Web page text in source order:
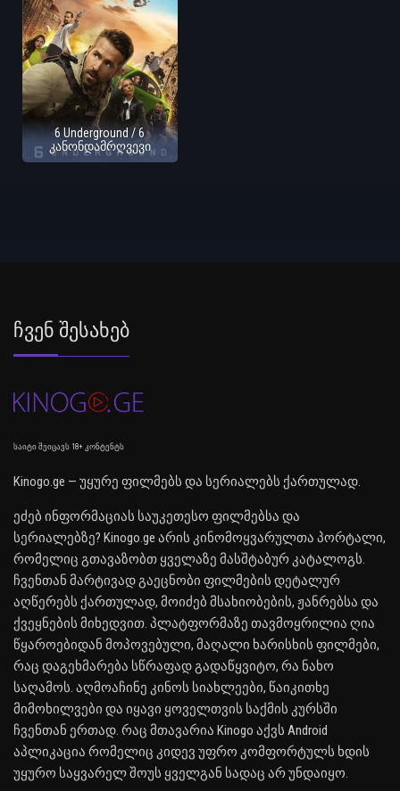
6 Underground / 6
კანონდამრღვევი
Ჩვენ Შესახებ
საიტი შეიცავს 18+ კონტენტს
Kinogo.ge — უყურე ფილმებს და სერიალებს ქართულად.
ეძებ ინფორმაციას საუკეთესო ფილმებსა და
სერიალებზე? Kinogo.ge არის კინომოყვარულთა პორტალი,
რომელიც გთავაზობთ ყველაზე მასშტაბურ კატალოგს.
ჩვენთან მარტივად გაეცნობი ფილმების დეტალურ
აღწერებს ქართულად, მოიძებ მსახიობების, ჟანრებსა და
ქვეყნების მიხედვით. პლატფორმაზე თავმოყრილია ღია
წყაროებიდან მოპოვებული, მაღალი ხარისხის ფილმები,
რაც დაგეხმარება სწრაფად გადაწყვიტო, რა ნახო
საღამოს. აღმოაჩინე კინოს სიახლეები, წაიკითხე
მიმოხილვები და იყავი ყოველთვის საქმის კურსში
ჩვენთან ერთად. რაც მთავარია Kinogo აქვს Android
აპლიკაცია რომელიც კიდევ უფრო კომფორტულს ხდის
უყურო საყვარელ შოუს ყველგან სადაც არ უნდაიყო.